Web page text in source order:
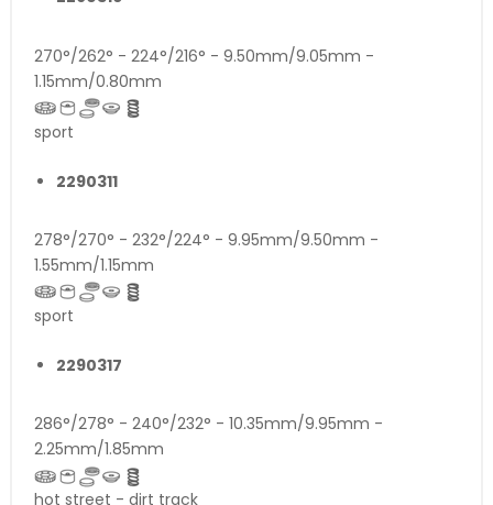
270°/262° - 224°/216° - 9.50mm/9.05mm -
1.15mm/0.80mm
sport
2290311
278°/270° - 232°/224° - 9.95mm/9.50mm -
1.55mm/1.15mm
sport
2290317
286°/278° - 240°/232° - 10.35mm/9.95mm -
2.25mm/1.85mm
hot street - dirt track